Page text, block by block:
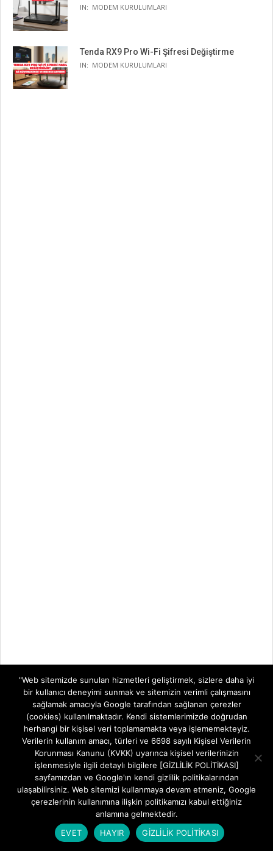
IN: MODEM KURULUMLARI
Tenda RX9 Pro Wi-Fi Şifresi Değiştirme
IN: MODEM KURULUMLARI
"Web sitemizde sunulan hizmetleri geliştirmek, sizlere daha iyi
bir kullanıcı deneyimi sunmak ve sitemizin verimli çalışmasını
sağlamak amacıyla Google tarafından sağlanan çerezler
(cookies) kullanılmaktadır. Kendi sistemlerimizde doğrudan
herhangi bir kişisel veri toplamamakta veya işlememekteyiz.
Verilerin kullanım amacı, türleri ve 6698 sayılı Kişisel Verilerin
Korunması Kanunu (KVKK) uyarınca kişisel verilerinizin
işlenmesiyle ilgili detaylı bilgilere [GİZLİLİK POLİTİKASI]
sayfamızdan ve Google'ın kendi gizlilik politikalarından
ulaşabilirsiniz. Web sitemizi kullanmaya devam etmeniz, Google
çerezlerinin kullanımına ilişkin politikamızı kabul ettiğiniz
anlamına gelmektedir.
EVET
HAYIR GİZLİLİK POLİTİKASI